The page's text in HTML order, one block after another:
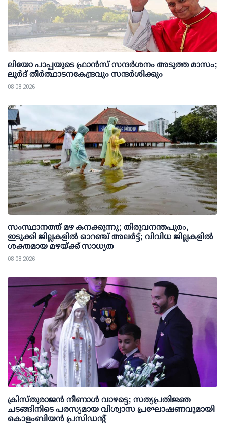
ലിയോ പാപ്പയുടെ ഫ്രാൻസ് സന്ദർശനം അടുത്ത മാസം;
ലൂർദ് തീർത്ഥാടനകേന്ദ്രവും സന്ദർശിക്കും
08 08 2026
സംസ്ഥാനത്ത് മഴ കനക്കുന്നു; തിരുവനന്തപുരം,
ഇടുക്കി ജില്ലകളിൽ ഓറഞ്ച് അലർട്ട്; വിവിധ ജില്ലകളിൽ
ശക്തമായ മഴയ്ക്ക് സാധ്യത
08 08 2026
ക്രിസ്തുരാജൻ നീണാൾ വാഴട്ടെ; സത്യപ്രതിജ്ഞ
ചടങ്ങിനിടെ പരസ്യമായ വിശ്വാസ പ്രഘോഷണവുമായി
കൊളംബിയൻ പ്രസിഡന്റ്